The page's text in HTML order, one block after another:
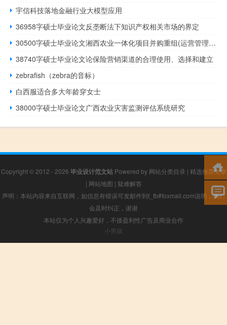
宇信科技落地金融行业大模型应用
36958字硕士毕业论文反垄断法下知识产权相关市场的界定
30500字硕士毕业论文湘西农业一体化项目并购重组(运营管理)分析
38740字硕士毕业论文论保险营销渠道的合理使用、选择和建立
zebrafish（zebra的音标）
白西服适合多大年龄穿女士
38000字硕士毕业论文广西农业灾害监测评估系统研究
Copyright © 2012 - 2026 毕业设计范文站Powered by 网站分类目录 | 精选推荐文章
| 网站地图 | 疑难解答
声明：本站内容来自互联网，如信息有错误可发邮件到f_fb#foxmail.com说明，我们
会及时纠正，谢谢
本站仅为个人兴趣爱好，不接盈利性广告及商业合作
小男孩